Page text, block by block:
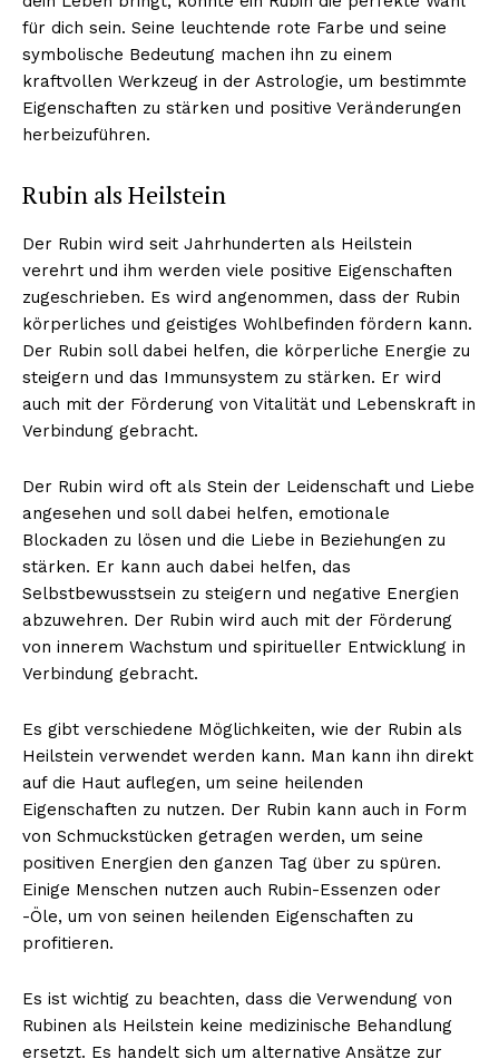
für dich sein. Seine leuchtende rote Farbe und seine
symbolische Bedeutung machen ihn zu einem
kraftvollen Werkzeug in der Astrologie, um bestimmte
Eigenschaften zu stärken und positive Veränderungen
herbeizuführen.
Rubin als Heilstein
Der Rubin wird seit Jahrhunderten als Heilstein
verehrt und ihm werden viele positive Eigenschaften
zugeschrieben. Es wird angenommen, dass der Rubin
körperliches und geistiges Wohlbefinden fördern kann.
Der Rubin soll dabei helfen, die körperliche Energie zu
steigern und das Immunsystem zu stärken. Er wird
auch mit der Förderung von Vitalität und Lebenskraft in
Verbindung gebracht.
Der Rubin wird oft als Stein der Leidenschaft und Liebe
angesehen und soll dabei helfen, emotionale
Blockaden zu lösen und die Liebe in Beziehungen zu
stärken. Er kann auch dabei helfen, das
Selbstbewusstsein zu steigern und negative Energien
abzuwehren. Der Rubin wird auch mit der Förderung
von innerem Wachstum und spiritueller Entwicklung in
Verbindung gebracht.
Es gibt verschiedene Möglichkeiten, wie der Rubin als
Heilstein verwendet werden kann. Man kann ihn direkt
auf die Haut auflegen, um seine heilenden
Eigenschaften zu nutzen. Der Rubin kann auch in Form
von Schmuckstücken getragen werden, um seine
positiven Energien den ganzen Tag über zu spüren.
Einige Menschen nutzen auch Rubin-Essenzen oder
-Öle, um von seinen heilenden Eigenschaften zu
profitieren.
Es ist wichtig zu beachten, dass die Verwendung von
Rubinen als Heilstein keine medizinische Behandlung
ersetzt. Es handelt sich um alternative Ansätze zur